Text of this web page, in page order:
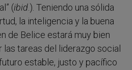
(ibid.). Teniendo una sólida
la inteligencia y la buena
de Belice estará muy bien
las tareas del liderazgo social
estable, justo y pacífico